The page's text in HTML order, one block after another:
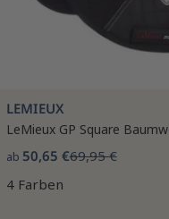
LEMIEUX
LeMieux GP Square
ab 50,65 €69,95 €
4 Farben